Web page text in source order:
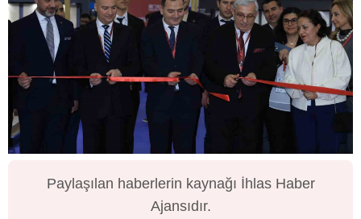
Paylaşılan haberlerin kaynağı İhlas Haber
Ajansıdır.